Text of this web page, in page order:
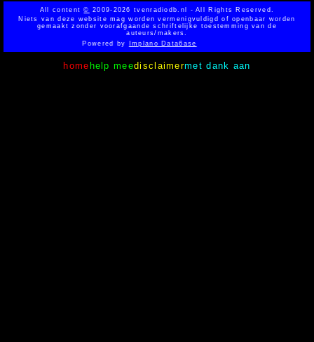
All content© 2009-2026 tvenradiodb.nl - All Rights Reserved.
Niets van deze website mag worden vermenigvuldigd of openbaar worden
gemaakt zonder voorafgaande schriftelijke toestemming van de
auteurs/makers.
Powered by Implano Data6ase
home help meedisclaimermet dank aan